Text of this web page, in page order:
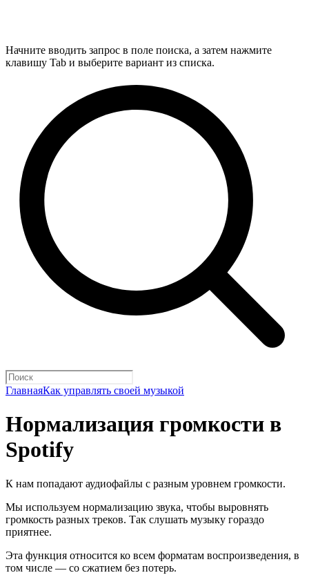
Начните вводить запрос в поле поиска, а затем нажмите
клавишу Tab и выберите вариант из списка.
ГлавнаяКак управлять своей музыкой
Нормализация громкости в
Spotify
К нам попадают аудиофайлы с разным уровнем громкости.
Мы используем нормализацию звука, чтобы выровнять
громкость разных треков. Так слушать музыку гораздо
приятнее.
Эта функция относится ко всем форматам воспроизведения, в
том числе — со сжатием без потерь.